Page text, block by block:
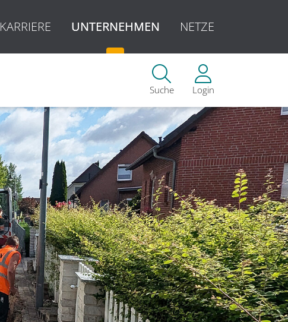
KARRIERE UNTERNEHMEN NETZE
Suche Login